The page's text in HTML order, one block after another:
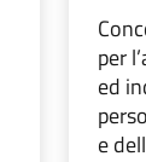
per
ed
e